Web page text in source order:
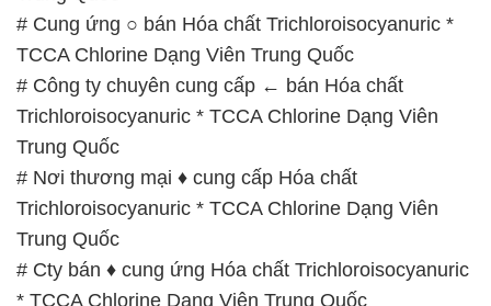
Trung Quốc
# Nơi thương mại ♦ cung cấp Hóa chất
Trichloroisocyanuric * TCCA Chlorine Dạng Viên
Trung Quốc
# Cty bán ♦ cung ứng Hóa chất Trichloroisocyanuric
* TCCA Chlorine Dạng Viên Trung Quốc
# Công ty chuyên thương mại µ phân phối Hóa chất
Trichloroisocyanuric * TCCA Chlorine Dạng Viên
Trung Quốc
# Nơi thương mại ► cung cấp Hóa chất